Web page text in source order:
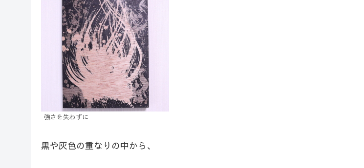
強さを失わずに
黒や灰色の重なりの中から、